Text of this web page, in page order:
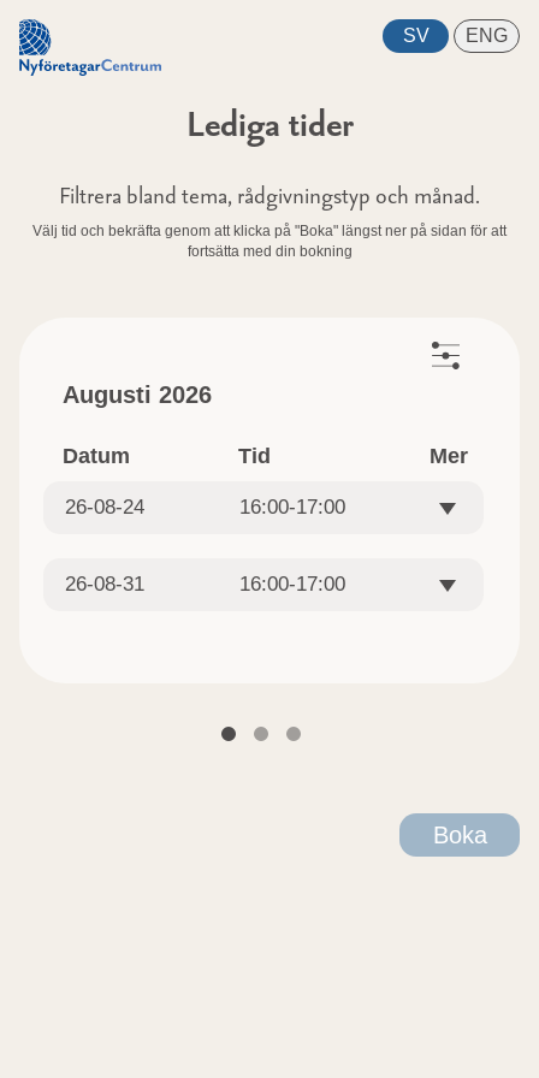
Lediga tider
Filtrera bland tema, rådgivningstyp och månad.
Välj tid och bekräfta genom att klicka på "Boka" längst ner på sidan för att
fortsätta med din bokning
Augusti 2026
Datum Tid Mer
26-08-24 16:00-17:00
26-08-31 16:00-17:00
Boka